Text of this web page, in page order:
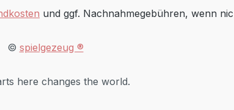
und ggf. Nachnahmegebühren, wenn
© spielgezeug ®
here changes the world.